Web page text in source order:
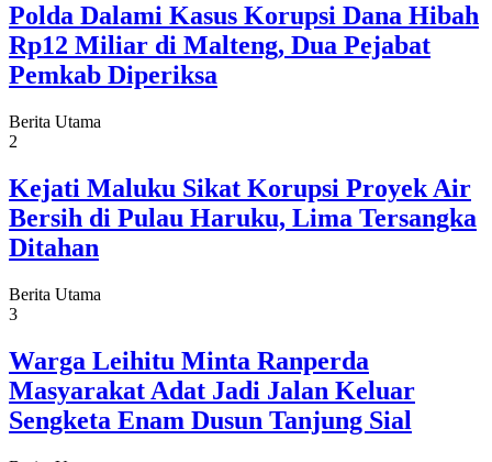
Polda Dalami Kasus Korupsi Dana Hibah
Rp12 Miliar di Malteng, Dua Pejabat
Pemkab Diperiksa
Berita Utama
2
Kejati Maluku Sikat Korupsi Proyek Air
Bersih di Pulau Haruku, Lima Tersangka
Ditahan
Berita Utama
3
Warga Leihitu Minta Ranperda
Masyarakat Adat Jadi Jalan Keluar
Sengketa Enam Dusun Tanjung Sial